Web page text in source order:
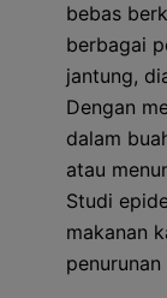
bebas
berbagai
jantung,
Dengan
dalam
atau
Studi
makanan